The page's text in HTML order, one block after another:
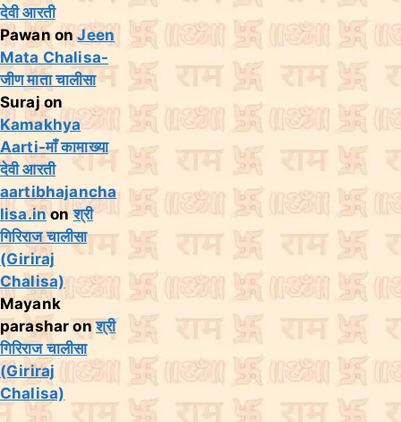
देवी आरती
Pawan onJeen
Mata Chalisa-
जीण माता चालीसा
Surajon
Kamakhya
Aarti-माँ कामाख्या
देवी आरती
aartibhajancha
lisa.in onश्री
गिरिराज चालीसा
(Giriraj
Chalisa)
Mayank
parashar onश्री
गिरिराज चालीसा
(Giriraj
Chalisa)